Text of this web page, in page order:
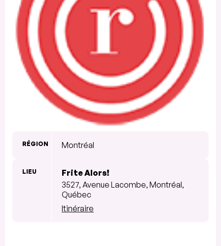
RÉGION Montréal
LIEU
Frite Alors!
3527, Avenue Lacombe, Montréal,
Québec
Itinéraire